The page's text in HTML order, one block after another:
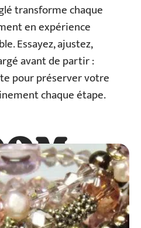
transforme chaque
en expérience
Essayez, ajustez,
avant de partir :
pour préserver votre
chaque étape.